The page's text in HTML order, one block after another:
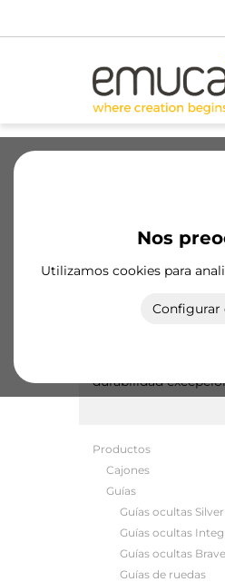
Nos
Utilizamos cookies para
Configurar
Productos
Guías
Las guías Slippe
ofrecen
durabilidad
Productos
Cajones
Guías
Guías ocultas Silver
Guías ocultas
Guías ocultas Brave
Guías de ruedas